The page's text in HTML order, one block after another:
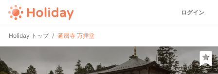
ログイン
Holiday トップ 延暦寺 万拝堂